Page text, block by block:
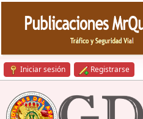
Iniciar sesión Registrarse